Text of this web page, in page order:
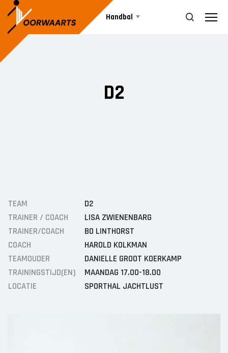
Handbal
DAMES
C1
C2
D1
D2
Agenda
Vrijwilliger worden
Sponsor worden
Lid worden
Contact
D2
TEAM
D2
TRAINER / COACH
LISA ZWIENENBARG
TRAINER/COACH
BO LINTHORST
COACH
HAROLD KOLKMAN
TEAMOUDER
DANIELLE GROOT KOERKAMP
TRAININGSTIJD(EN)
MAANDAG 17.00-18.00
LOCATIE
SPORTHAL JACHTLUST